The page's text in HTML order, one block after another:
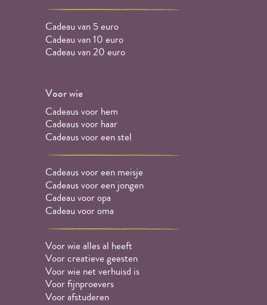
Cadeau van 5 euro
Cadeau van 10 euro
Cadeau van 20 euro
Voor wie
Cadeaus voor hem
Cadeaus voor haar
Cadeaus voor een stel
Cadeaus voor een meisje
Cadeaus voor een jongen
Cadeau voor opa
Cadeau voor oma
Voor wie alles al heeft
Voor creatieve geesten
Voor wie net verhuisd is
Voor fijnproevers
Voor afstuderen